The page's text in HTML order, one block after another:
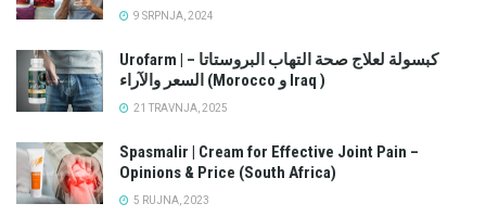
9 SRPNJA, 2024
Urofarm | كبسولة لعلاج صحة التهاب البروستاتا –
السعر والآراء (Morocco و Iraq )
21 TRAVNJA, 2025
Spasmalir | Cream for Effective Joint Pain –
Opinions & Price (South Africa)
5 RUJNA, 2023